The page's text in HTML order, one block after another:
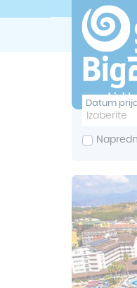
Datum